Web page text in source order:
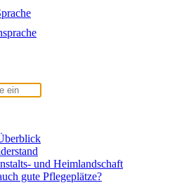
und Heimlandschaft
gute Pflegeplätze?